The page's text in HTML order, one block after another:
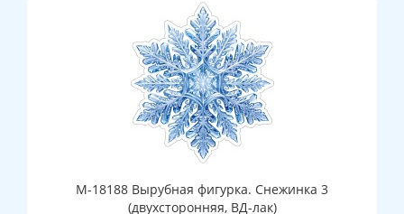
М-18188 Вырубная фигурка. Снежинка 3
(двухсторонняя, ВД-лак)